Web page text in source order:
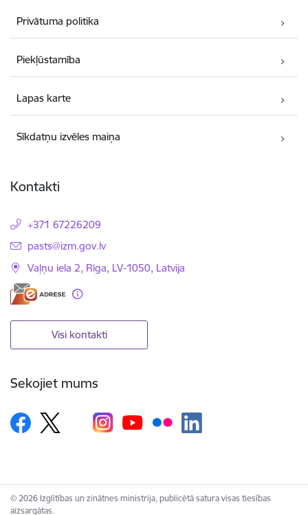
Privātuma politika
Piekļūstamība
Lapas karte
Sīkdatņu izvēles maiņa
Kontakti
+371 67226209
E-pasts:
pasts@izm.gov.lv
Vaļņu iela 2, Rīga, LV-1050, Latvija
Visi kontakti
Sekojiet mums
© 2026 Izglītības un zinātnes ministrija, publicētā satura visas tiesības
aizsargātas.